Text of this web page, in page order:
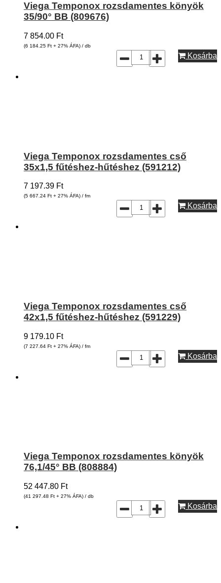
Viega Temponox rozsdamentes könyök
35/90° BB (809676)
7 854.00 Ft
(6 184.25 Ft + 27% ÁFA) / db
Kosárba
Viega Temponox rozsdamentes cső
35x1,5 fűtéshez-hűtéshez (591212)
7 197.39 Ft
(5 667.24 Ft + 27% ÁFA) / fm
Kosárba
Viega Temponox rozsdamentes cső
42x1,5 fűtéshez-hűtéshez (591229)
9 179.10 Ft
(7 227.64 Ft + 27% ÁFA) / fm
Kosárba
Viega Temponox rozsdamentes könyök
76,1/45° BB (808884)
52 447.80 Ft
(41 297.48 Ft + 27% ÁFA) / db
Kosárba